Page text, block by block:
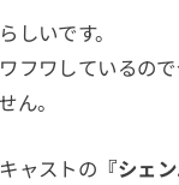
しいです。
フワしているの
ん。
ャストの 『シェ